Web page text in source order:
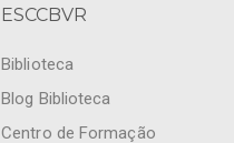
ESCCBVR
Biblioteca
Blog Biblioteca
Centro de Formação